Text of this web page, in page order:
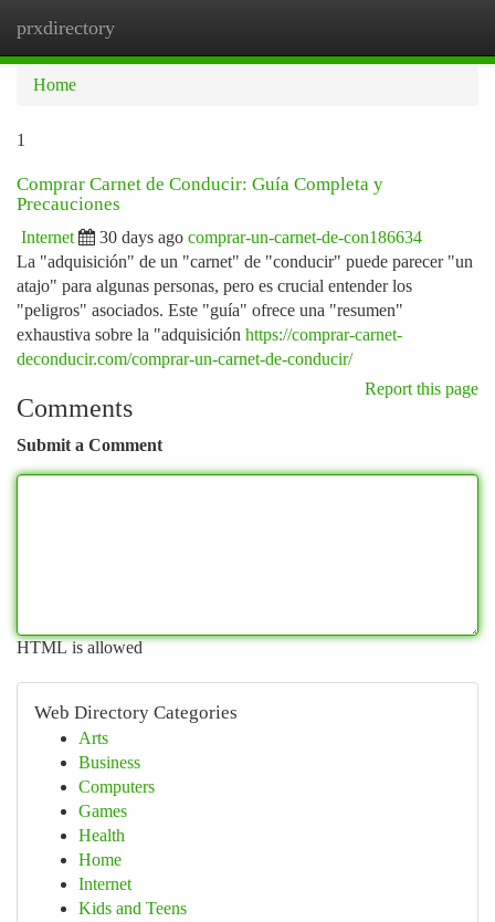
prxdirectory
Home
1
Comprar Carnet de Conducir: Guía Completa y
Precauciones
Internet 30 days ago comprar-un-carnet-de-con186634
La "adquisición" de un "carnet" de "conducir" puede parecer "un
atajo" para algunas personas, pero es crucial entender los
"peligros" asociados. Este "guía" ofrece una "resumen"
exhaustiva sobre la "adquisición https://comprar-carnet-
deconducir.com/comprar-un-carnet-de-conducir/
Report this page
Comments
Submit a Comment
HTML is allowed
Web Directory Categories
Arts
Business
Computers
Games
Health
Home
Internet
Kids and Teens